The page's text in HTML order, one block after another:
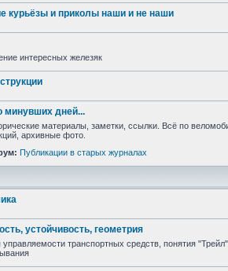
курьёзы и приколы наши и не наши
интересных железяк
минувших дней...
материалы, заметки, ссылки. Всё по
архивные фото.
Публикации в старых журналах
устойчивость, геометрия
управляемости транспортных средств, понятия